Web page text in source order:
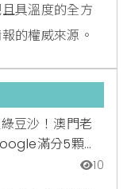
具溫度的全方
的權威來源。
豆沙！澳門老
滿分5顆星
10